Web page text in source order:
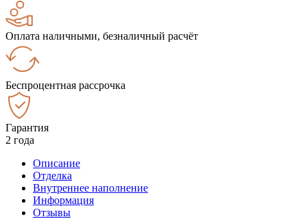
Оплата наличными, безналичный расчёт
Беспроцентная рассрочка
Гарантия
2 года
Описание
Отделка
Внутреннее наполнение
Информация
Отзывы